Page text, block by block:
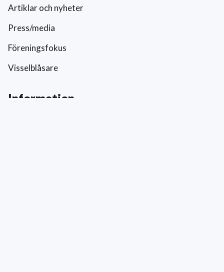
Artiklar och nyheter
Press/media
Föreningsfokus
Visselblåsare
Information